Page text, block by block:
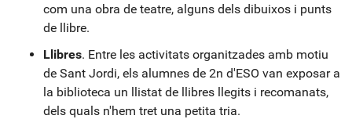
com una obra de teatre, alguns dels dibuixos i punts
de llibre.
Llibres. Entre les activitats organitzades amb motiu
de Sant Jordi, els alumnes de 2n d'ESO van exposar a
la biblioteca un llistat de llibres llegits i recomanats,
dels quals n'hem tret una petita tria.